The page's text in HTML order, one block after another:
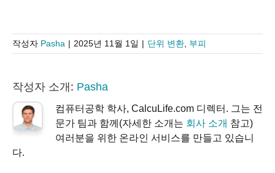
작성자 Pasha | 2025년 11월 1일 | 단위 변환 부피
작성자 소개: Pasha
컴퓨터공학 학사, CalcuLife.com 디렉터. 그는 전
문가 팀과 함께(자세한 소개는 회사 소개 참고)
여러분을 위한 온라인 서비스를 만들고 있습니
다.